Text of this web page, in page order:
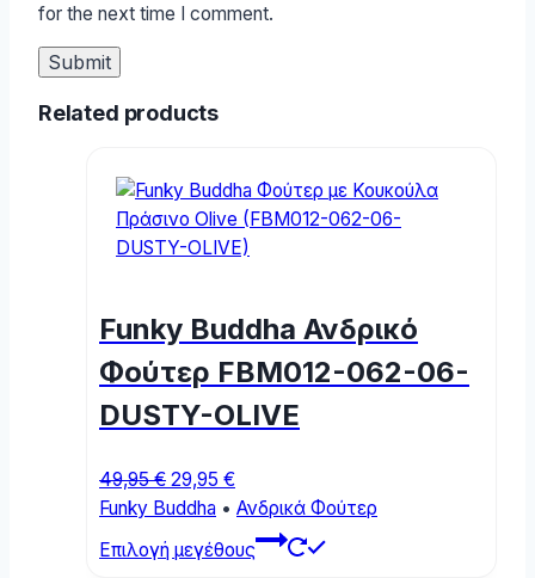
for the next time I comment.
Related products
Funky Buddha Ανδρικό
Φούτερ FBM012-062-06-
DUSTY-OLIVE
49,95€ Original
price
49,95 €.
29,95 €Current
price
29,95 €.
Funky Buddha • Ανδρικά Φούτερ
Επιλογή μεγέθους
This